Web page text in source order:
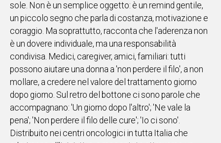
sole. Non è un semplice oggetto: è un remind gentile,
un piccolo segno che parla di costanza, motivazione e
coraggio. Ma soprattutto, racconta che l'aderenza non
è un dovere individuale, ma una responsabilità
condivisa. Medici, caregiver, amici, familiari: tutti
possono aiutare una donna a 'non perdere il filo', a non
mollare, a credere nel valore del trattamento giorno
dopo giorno. Sul retro del bottone ci sono parole che
accompagnano: 'Un giorno dopo l'altro'; 'Ne vale la
pena'; 'Non perdere il filo delle cure'; 'Io ci sono'.
Distribuito nei centri oncologici in tutta Italia che